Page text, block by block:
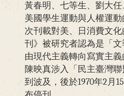
黃春明、七等生、劉大
美國學生運動與人權運
次刊載對美、日消費文
刊》被研究者認為是「文
由現代主義轉向寫實主義
陳映真涉入「民主臺灣
到波及，後於1970年2月